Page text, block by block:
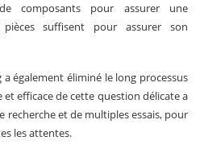
composants pour assurer une
suffisent pour assurer son
également éliminé le long processus
efficace de cette question délicate a
recherche et de multiples essais, pour
les attentes.